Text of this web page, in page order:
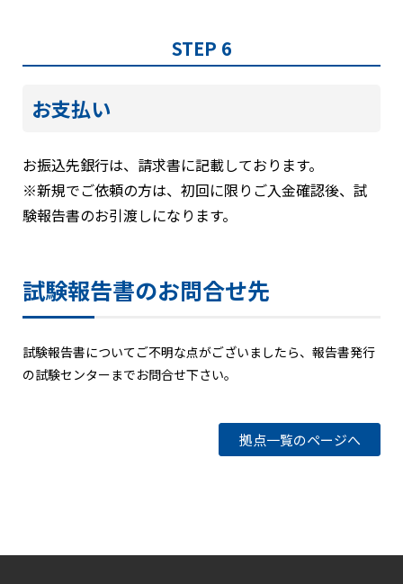
STEP 6
お支払い
お振込先銀行は、請求書に記載しております。
※新規でご依頼の方は、初回に限りご入金確認後、試
験報告書のお引渡しになります。
試験報告書のお問合せ先
試験報告書についてご不明な点がございましたら、報告書発行
の試験センターまでお問合せ下さい。
拠点一覧のページへ